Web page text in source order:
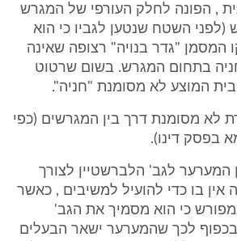
, הפונה לחלק העורפי של המגרש
(לפני השטח שנטען לגביו כי הוא
המסמן "גדר בנויה" רצופה שאינה
בתחום המגרש. בשום שרטוט
המוצע לא מסומנת "חניה".
לא מסומנת דרך בין המגרשים (כפי
בפסק דינו).
המערער לגב' הלברשטיין לצורך
אין בו כדי להועיל למשיבים , כאשר
כי הוא מסמיך את הגב'
בכפוף לכך שהמערער ישאר הבעלים